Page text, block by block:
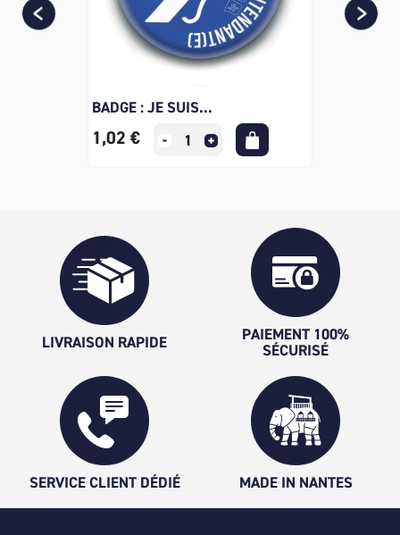
BADGE : JE SUIS...
1,02 €
LIVRAISON RAPIDE
PAIEMENT 100%
SÉCURISÉ
SERVICE CLIENT DÉDIÉ MADE IN NANTES